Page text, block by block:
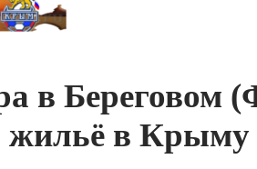
в Береговом
жильё в Крыму